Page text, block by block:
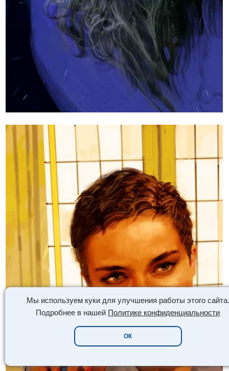
Мы используем куки для улучшения работы этого сайта.
Подробнее в нашей Политике конфиденциальности
ОК